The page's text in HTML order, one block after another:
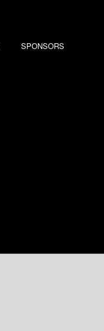
SPONSORS